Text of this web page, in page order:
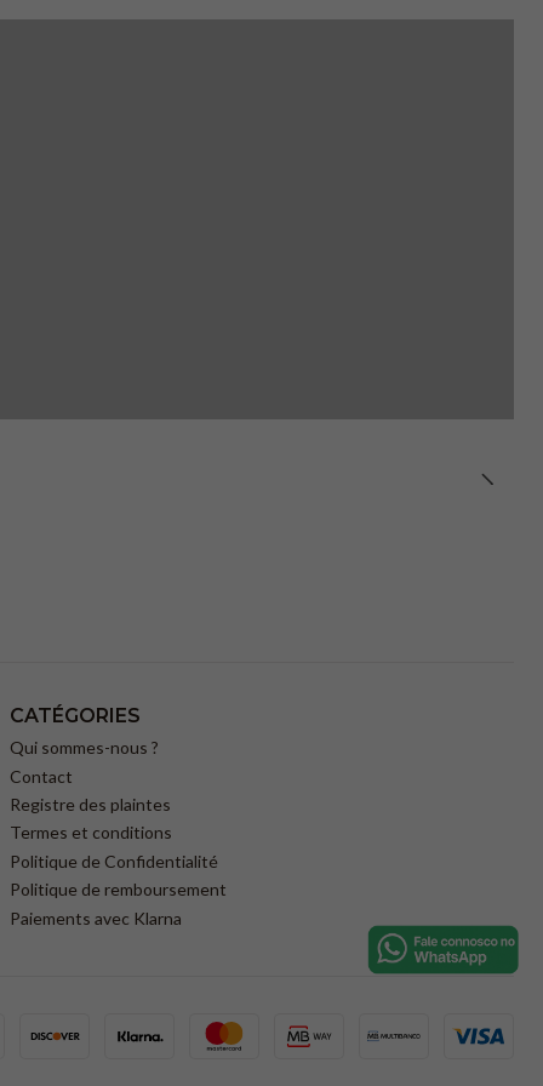
CATÉGORIES
Qui sommes-nous ?
Contact
Registre des plaintes
Termes et conditions
Politique de Confidentialité
Politique de remboursement
Paiements avec Klarna